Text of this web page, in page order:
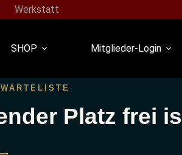
Werkstatt
SHOP Mitglieder-Login
Platz frei